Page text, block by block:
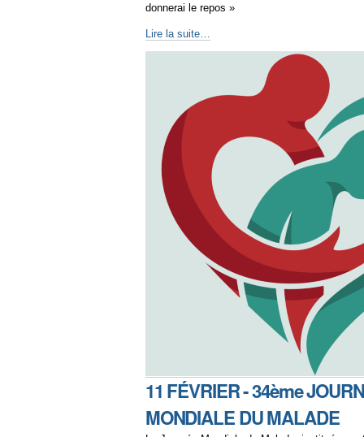
donnerai le repos »
Lire la suite…
11 FÉVRIER - 34ème
MONDIALE DU MALADE